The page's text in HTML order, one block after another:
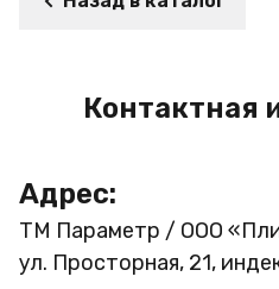
Контактная
Адрес:
ТМ Параметр / ООО
ул. Просторная, 21,